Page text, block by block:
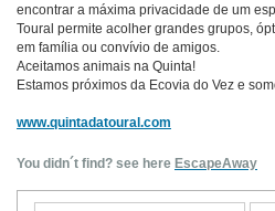
encontrar a máxima privacidade de um
Toural permite acolher grandes grupos,
em família ou convívio de amigos.
Aceitamos animais na Quinta!
Estamos próximos da Ecovia do Vez e
www.quintadatoural.com
You didn´t find? see here EscapeAway